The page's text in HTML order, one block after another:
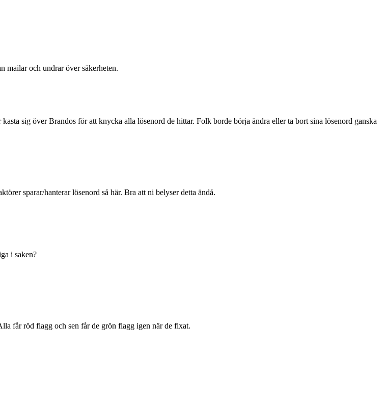
mailar och undrar över säkerheten.
sig över Brandos för att knycka alla lösenord de hittar. Folk borde börja ändra eller ta bort sina lösenord ganska
sparar/hanterar lösenord så här. Bra att ni belyser detta ändå.
i saken?
får röd flagg och sen får de grön flagg igen när de fixat.